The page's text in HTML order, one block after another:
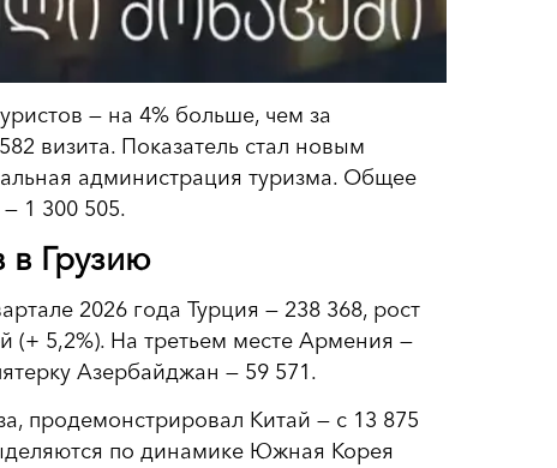
— на 4% больше, чем за
визита. Показатель стал новым
администрация туризма. Общее
1 300 505.
в Грузию
2026 года Турция — 238 368, рост
(+ 5,2%). На третьем месте Армения —
Азербайджан — 59 571.
продемонстрировал Китай — с 13 875
по динамике Южная Корея